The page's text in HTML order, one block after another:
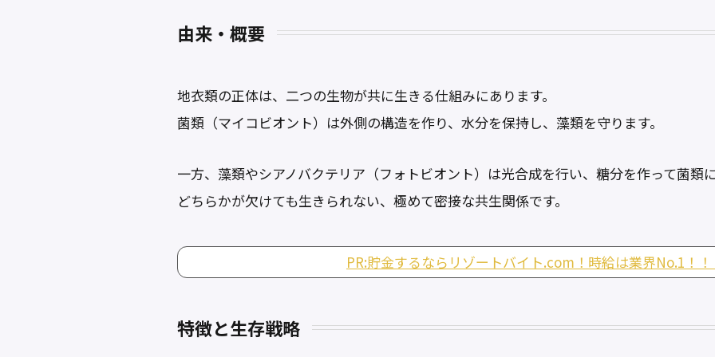
由来・概要
地衣類の正体は、二つの生物が共に生きる仕組みにあります。
菌類（マイコビオント）は外側の構造を作り、水分を保持し、藻類を守ります。
一方、藻類やシアノバクテリア（フォトビオント）は光合成を行い、糖分を作って菌類に
どちらかが欠けても生きられない、極めて密接な共生関係です。
PR:貯金するならリゾートバイト.com！時給は業界No.1！！
特徴と生存戦略